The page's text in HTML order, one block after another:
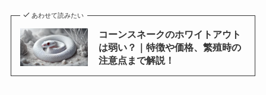
あわせて読みたい
コーンスネークのホワイトアウト
は弱い？｜特徴や価格、繁殖時の
注意点まで解説！